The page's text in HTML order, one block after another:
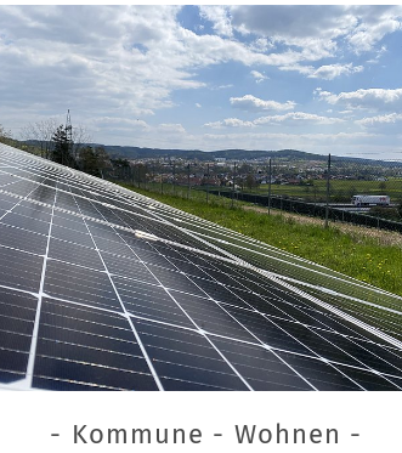
- Kommune - Wohnen -